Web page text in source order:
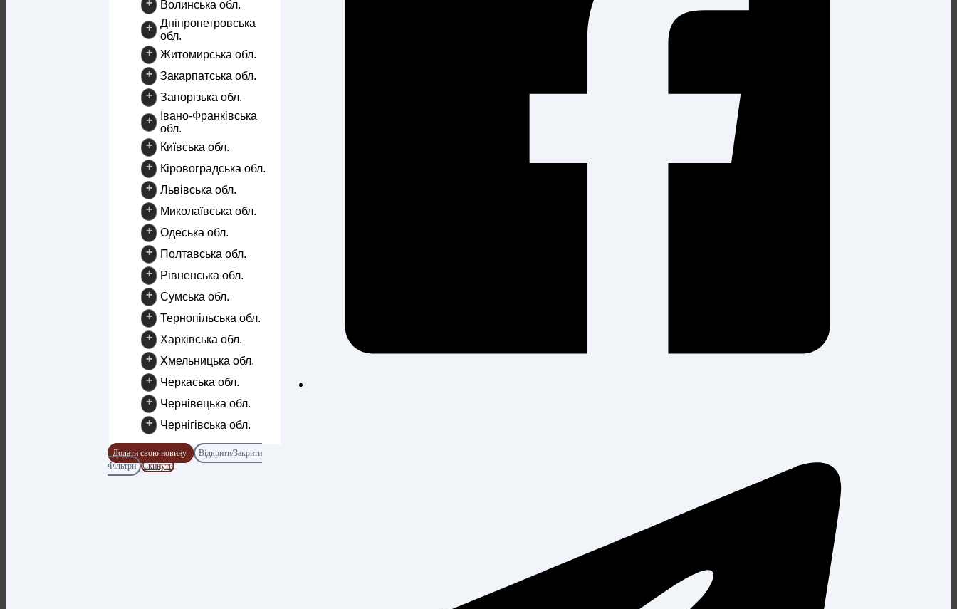
Волинська обл.
+
Дніпропетровська
обл.
+
Житомирська обл.
+
Закарпатська обл.
+
Запорізька обл.
+
Івано-Франківська
обл.
+
Київська обл.
+
Кіровоградська обл.
+
Львівська обл.
+
Миколаївська обл.
+
Одеська обл.
+
Полтавська обл.
+
Рівненська обл.
+
Сумська обл.
+
Тернопільська обл.
+
Харківська обл.
+
Хмельницька обл.
+
Черкаська обл.
+
Чернівецька обл.
+
Чернігівська обл.
Додати свою новину
Відкрити/Закрити
Фільтри
Скинути